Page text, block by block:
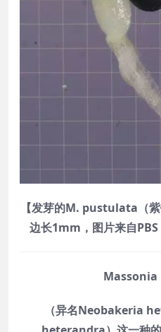
【发芽的M. pustulata（
边长1mm，图片来自
Massonia
（异名Neobakeria